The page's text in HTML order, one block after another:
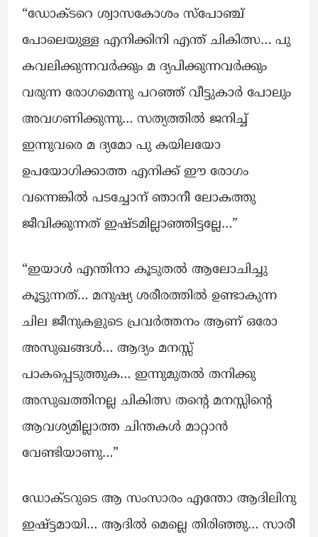
“ഡോക്ടറെ ശ്വാസകോശം സ്പോഞ്ച്
പോലെയുള്ള എനിക്കിനി എന്ത് ചികിത്സ… പു
കവലിക്കുന്നവർക്കും മ ദ്യപിക്കുന്നവർക്കും
വരുന്ന രോഗമെന്നു പറഞ്ഞ് വീട്ടുകാർ പോലും
അവഗണിക്കുന്നു… സത്യത്തിൽ ജനിച്ച്
ഇന്നുവരെ മ ദ്യമോ പു കയിലയോ
ഉപയോഗിക്കാത്ത എനിക്ക് ഈ രോഗം
വന്നെങ്കിൽ പടച്ചോന് ഞാനീ ലോകത്തു
ജീവിക്കുന്നത് ഇഷ്ടമില്ലാഞ്ഞിട്ടല്ലേ…”
“ഇയാൾ എന്തിനാ കൂടുതൽ ആലോചിച്ചു
കൂട്ടുന്നത്… മനുഷ്യ ശരീരത്തിൽ ഉണ്ടാകുന്ന
ചില ജീനുകളുടെ പ്രവർത്തനം ആണ് ഒരോ
അസുഖങ്ങൾ… ആദ്യം മനസ്സ്
പാകപ്പെടുത്തുക… ഇന്നുമുതൽ തനിക്കു
അസുഖത്തിനല്ല ചികിത്സ തന്റെ മനസ്സിന്റെ
ആവശ്യമില്ലാത്ത ചിന്തകൾ മാറ്റാൻ
വേണ്ടിയാണു…”
ഡോക്ടറുടെ ആ സംസാരം എന്തോ ആദിലിനു
ഇഷ്ട്ടമായി… ആദിൽ മെല്ലെ തിരിഞ്ഞു… സാരീ